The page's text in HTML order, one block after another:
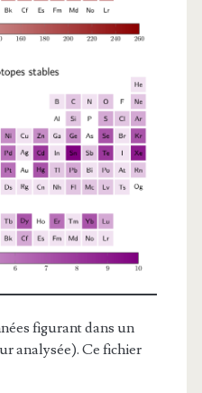
figurant dans un
analysée). Ce fichier